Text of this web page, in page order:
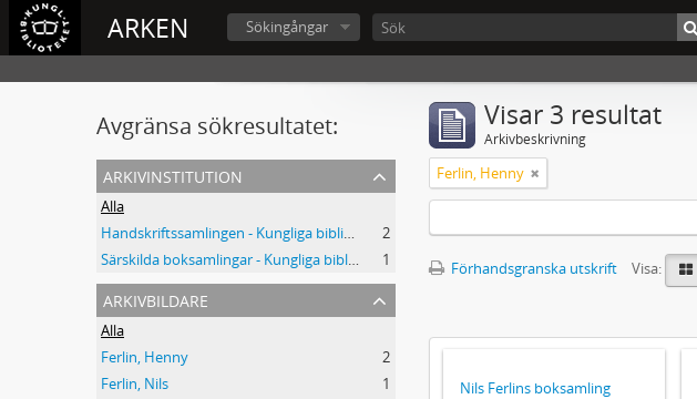
ARKEN Sökingångar
Avgränsa sökresultatet:
arkivinstitution
Alla
Handskriftssamlingen - Kungliga biblioteket
2
Särskilda boksamlingar - Kungliga biblioteket
1
arkivbildare
Alla
Ferlin, Henny
2
Ferlin, Nils
1
Visar 3 resultat
Arkivbeskrivning
Ferlin, Henny
Förhandsgranska utskrift
Visa:
Nils Ferlins boksamling